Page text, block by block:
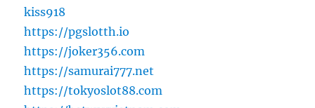
kiss918
https://pgslotth.io
https://joker356.com
https://samurai777.net
https://tokyoslot88.com